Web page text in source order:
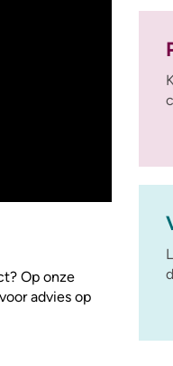
Op onze
voor advies op